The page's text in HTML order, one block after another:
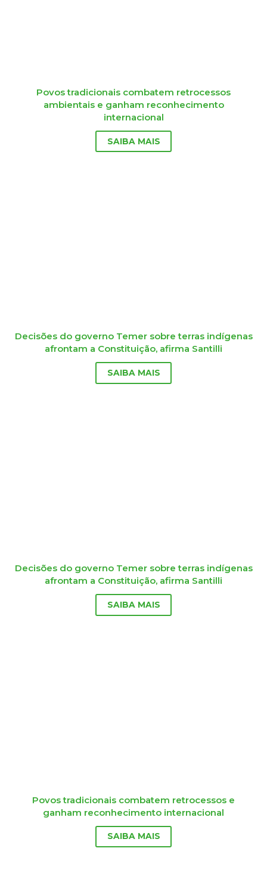
Povos tradicionais combatem retrocessos
ambientais e ganham reconhecimento
internacional
SAIBA MAIS
Decisões do governo Temer sobre terras indígenas
afrontam a Constituição, afirma Santilli
SAIBA MAIS
Decisões do governo Temer sobre terras indígenas
afrontam a Constituição, afirma Santilli
SAIBA MAIS
Povos tradicionais combatem retrocessos e
ganham reconhecimento internacional
SAIBA MAIS